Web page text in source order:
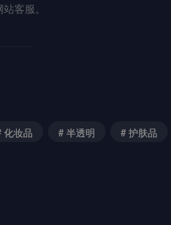
客服。
化妆品 # 半透明
# 护肤品